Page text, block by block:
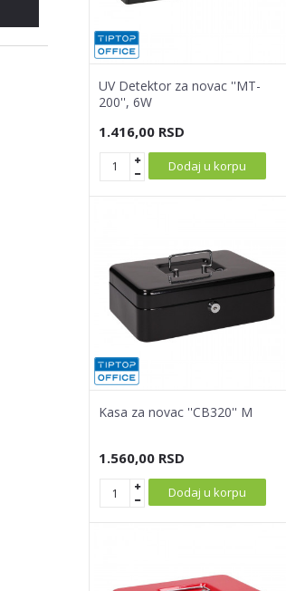
UV Detektor za novac ''MT-
200'', 6W
1.416,00 RSD
Dodaj u korpu
Kasa za novac ''CB320'' M
1.560,00 RSD
Dodaj u korpu